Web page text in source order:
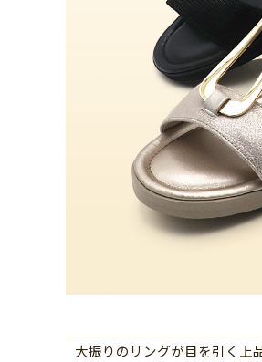
大振りのリングが目を引く上